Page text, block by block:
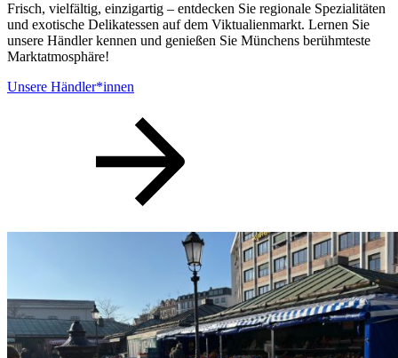
Frisch, vielfältig, einzigartig – entdecken Sie regionale Spezialitäten
und exotische Delikatessen auf dem Viktualienmarkt. Lernen Sie
unsere Händler kennen und genießen Sie Münchens berühmteste
Marktatmosphäre!
Unsere Händler*innen